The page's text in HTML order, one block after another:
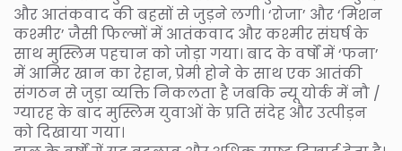
और आतंकवाद की बहसों से जुड़ने लगी। ‘रोजा’ और ‘मिशन
कश्मीर’ जैसी फिल्मों में आतंकवाद और कश्मीर संघर्ष के
साथ मुस्लिम पहचान को जोड़ा गया। बाद के वर्षों में ‘फना’
में आमिर खान का रेहान, प्रेमी होने के साथ एक आतंकी
संगठन से जुड़ा व्यक्ति निकलता है जबकि न्यू योर्क में नौ /
ग्यारह के बाद मुस्लिम युवाओं के प्रति संदेह और उत्पीड़न
को दिखाया गया।